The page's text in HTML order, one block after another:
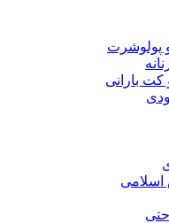
پولوشرت
کت بارانی